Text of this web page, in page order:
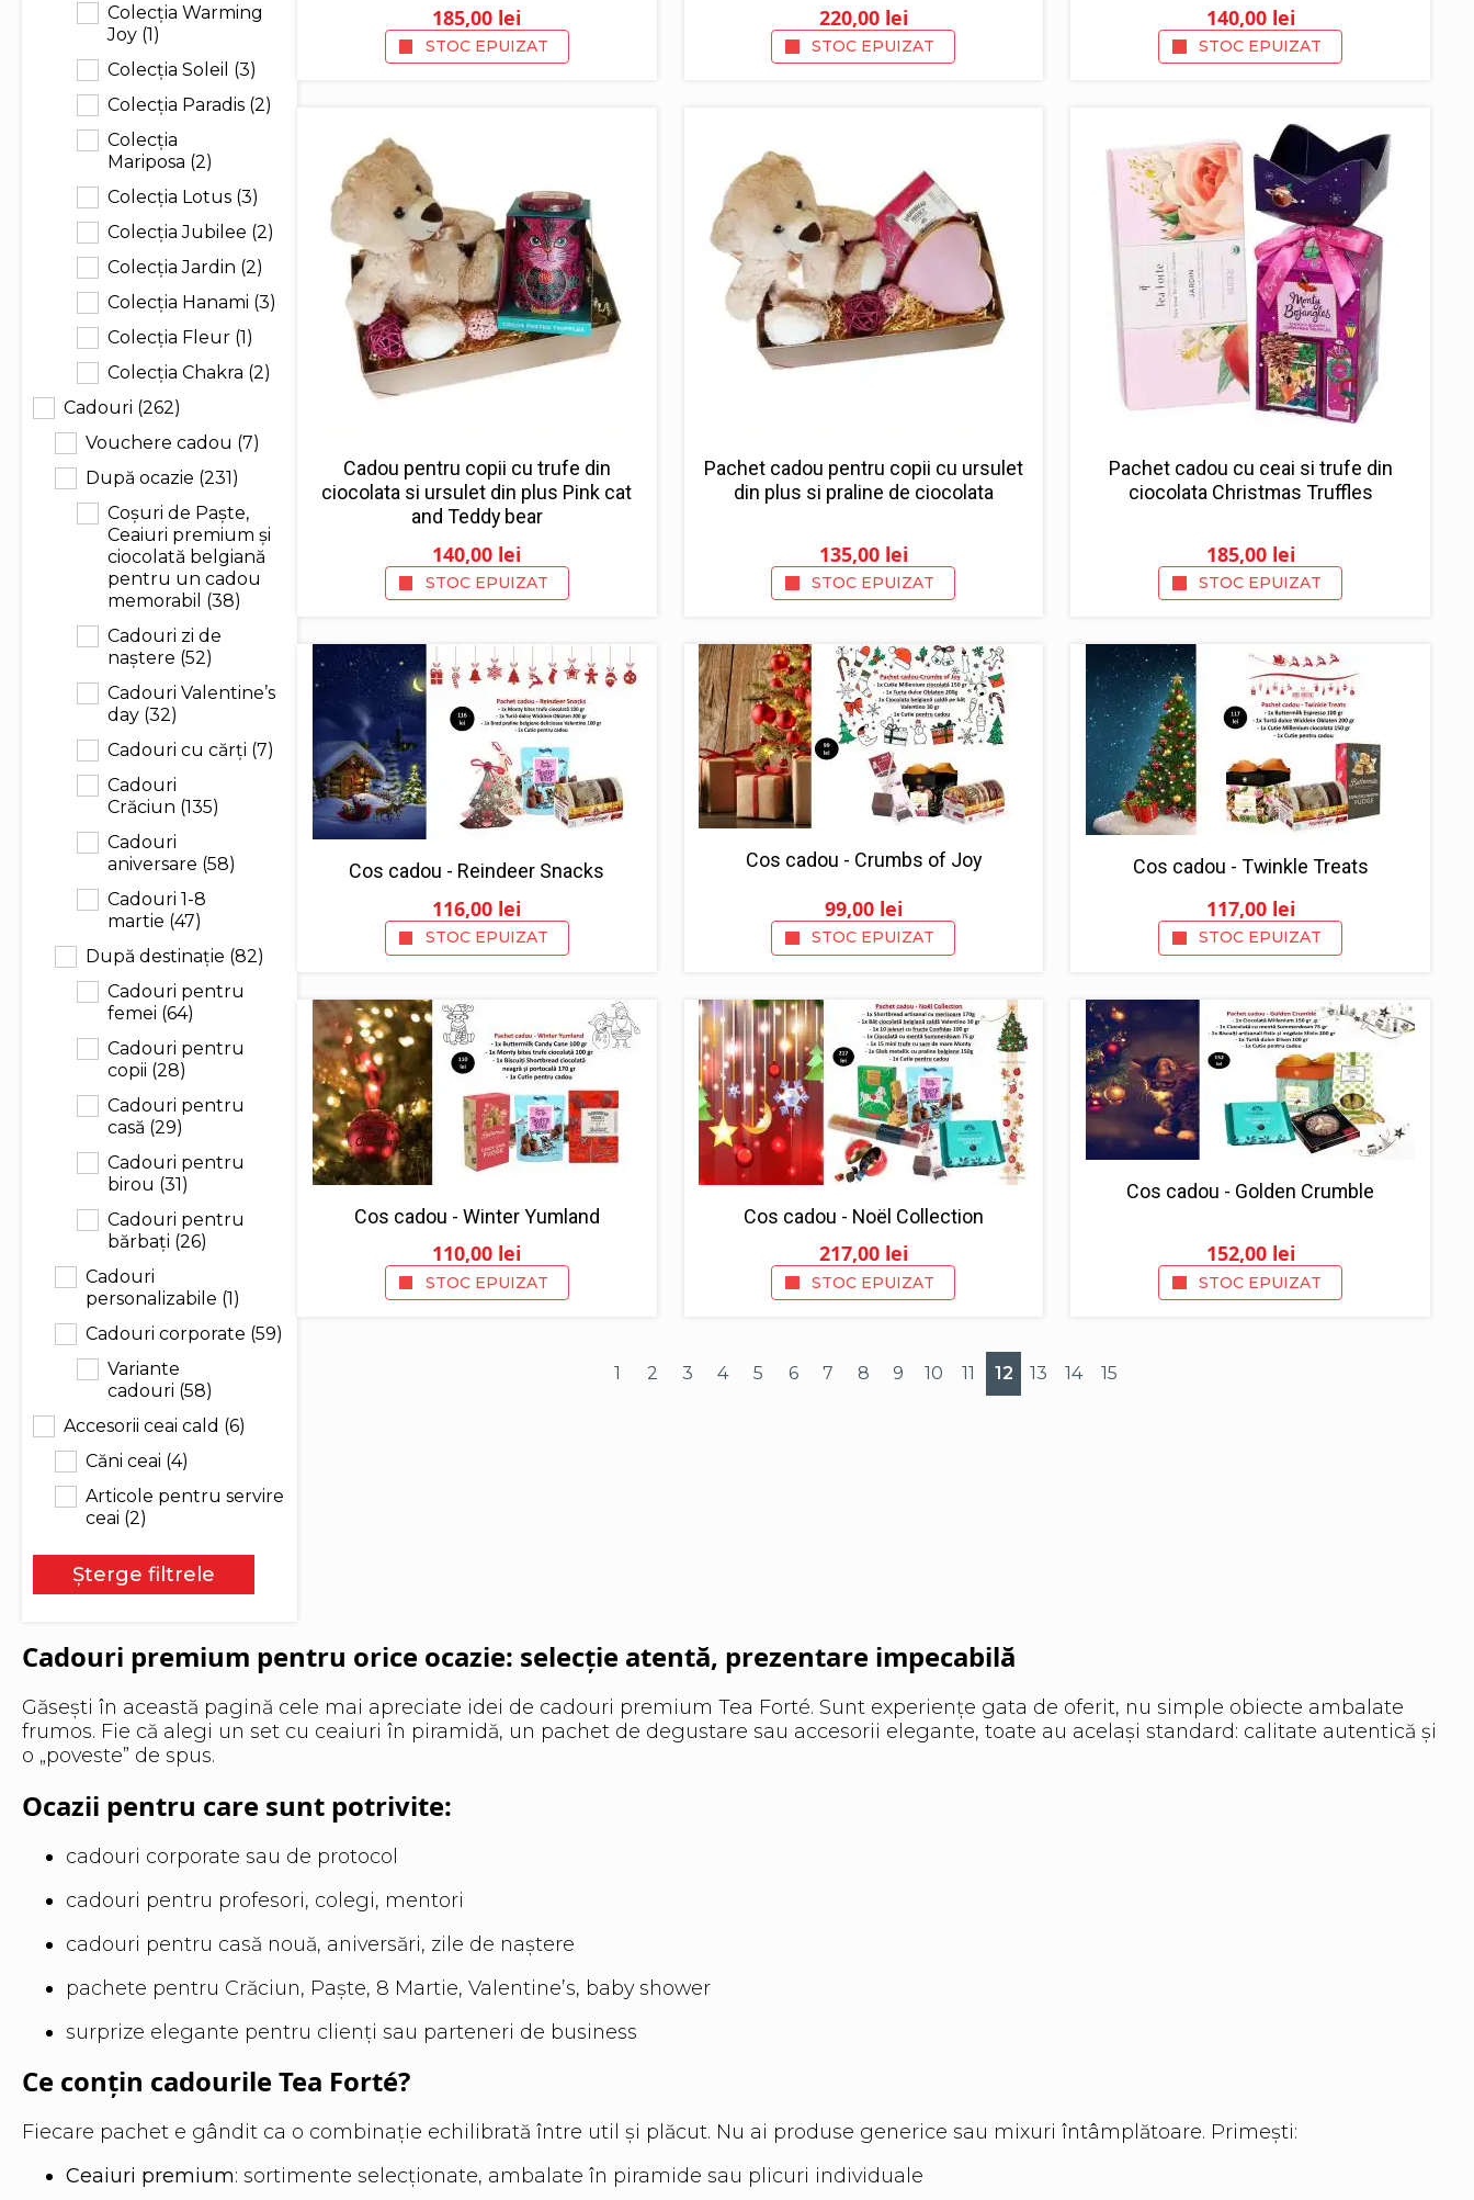
Colecția Warming
Joy (1)
Colecția Soleil (3)
Colecția Paradis (2)
Colecția
Mariposa (2)
Colecția Lotus (3)
Colecția Jubilee (2)
Colecția Jardin (2)
Colecția Hanami (3)
Colecția Fleur (1)
Colecția Chakra (2)
Cadouri (262)
Vouchere cadou (7)
După ocazie (231)
Coșuri de Paște,
Ceaiuri premium și
ciocolată belgiană
pentru un cadou
memorabil (38)
Cadouri zi de
naștere (52)
Cadouri Valentine’s
day (32)
Cadouri cu cărți (7)
Cadouri
Crăciun (135)
Cadouri
aniversare (58)
Cadouri 1-8
martie (47)
După destinație (82)
Cadouri pentru
femei (64)
Cadouri pentru
copii (28)
Cadouri pentru
casă (29)
Cadouri pentru
birou (31)
Cadouri pentru
bărbați (26)
Cadouri
personalizabile (1)
Cadouri corporate (59)
Variante
cadouri (58)
Accesorii ceai cald (6)
Căni ceai (4)
Articole pentru servire
ceai (2)
Șterge filtrele
185,00 lei
STOC EPUIZAT
220,00 lei
STOC EPUIZAT
140,00 lei
STOC EPUIZAT
Cadou pentru copii cu trufe din
ciocolata si ursulet din plus Pink cat
and Teddy bear
140,00 lei
STOC EPUIZAT
Pachet cadou pentru copii cu ursulet
din plus si praline de ciocolata
135,00 lei
STOC EPUIZAT
Pachet cadou cu ceai si trufe din
ciocolata Christmas Truffles
185,00 lei
STOC EPUIZAT
Cos cadou - Reindeer Snacks
116,00 lei
STOC EPUIZAT
Cos cadou - Crumbs of Joy
99,00 lei
STOC EPUIZAT
Cos cadou - Twinkle Treats
117,00 lei
STOC EPUIZAT
Cos cadou - Winter Yumland
110,00 lei
STOC EPUIZAT
Cos cadou - Noël Collection
217,00 lei
STOC EPUIZAT
Cos cadou - Golden Crumble
152,00 lei
STOC EPUIZAT
1 2 3 4 5 6 7 8 9 10 11 12 13 14 15
Cadouri premium pentru orice ocazie: selecție atentă, prezentare impecabilă
Găsești în această pagină cele mai apreciate idei de cadouri premium Tea Forté. Sunt experiențe gata de oferit, nu simple obiecte ambalate
frumos. Fie că alegi un set cu ceaiuri în piramidă, un pachet de degustare sau accesorii elegante, toate au același standard: calitate autentică și
o „poveste” de spus.
Ocazii pentru care sunt potrivite:
cadouri corporate sau de protocol
cadouri pentru profesori, colegi, mentori
cadouri pentru casă nouă, aniversări, zile de naștere
pachete pentru Crăciun, Paște, 8 Martie, Valentine’s, baby shower
surprize elegante pentru clienți sau parteneri de business
Ce conțin cadourile Tea Forté?
Fiecare pachet e gândit ca o combinație echilibrată între util și plăcut. Nu ai produse generice sau mixuri întâmplătoare. Primești:
Ceaiuri premium: sortimente selecționate, ambalate în piramide sau plicuri individuale